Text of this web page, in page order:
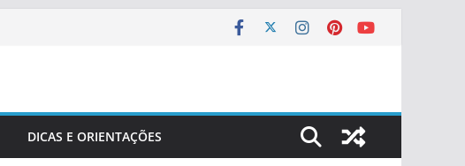
DICAS E ORIENTAÇÕES